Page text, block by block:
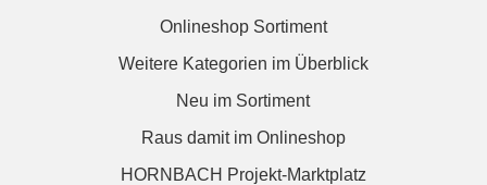
Onlineshop Sortiment
Weitere Kategorien im Überblick
Neu im Sortiment
Raus damit im Onlineshop
HORNBACH Projekt-Marktplatz